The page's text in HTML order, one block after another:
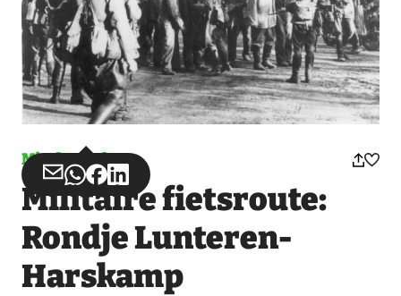
Missbrauch
Teilen
über
Teilen
über
WhatsApp
Teilen
auf
Facebook
Teilen
auf
LinkedIn
Militaire fietsroute:
Rondje Lunteren-
Harskamp